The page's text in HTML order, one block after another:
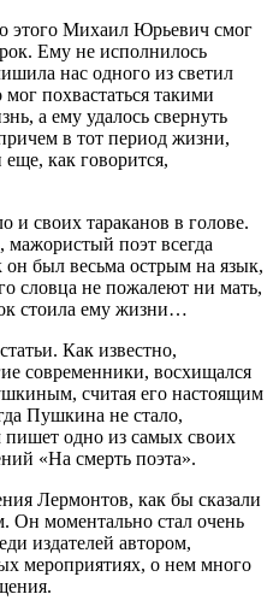
этого Михаил Юрьевич смог
Ему не исполнилось
нас одного из светил
похвастаться такими
а ему удалось свернуть
в тот период жизни,
как говорится,
и своих тараканов в голове.
поэт всегда
он был весьма острым на язык,
словца не пожалеют ни мать,
стоила ему жизни…
Как известно,
современники, восхищался
считая его настоящим
Пушкина не стало,
одно из самых своих
«На смерть поэта».
Лермонтов, как бы сказали
Он моментально стал очень
издателей автором,
мероприятиях, о нем много